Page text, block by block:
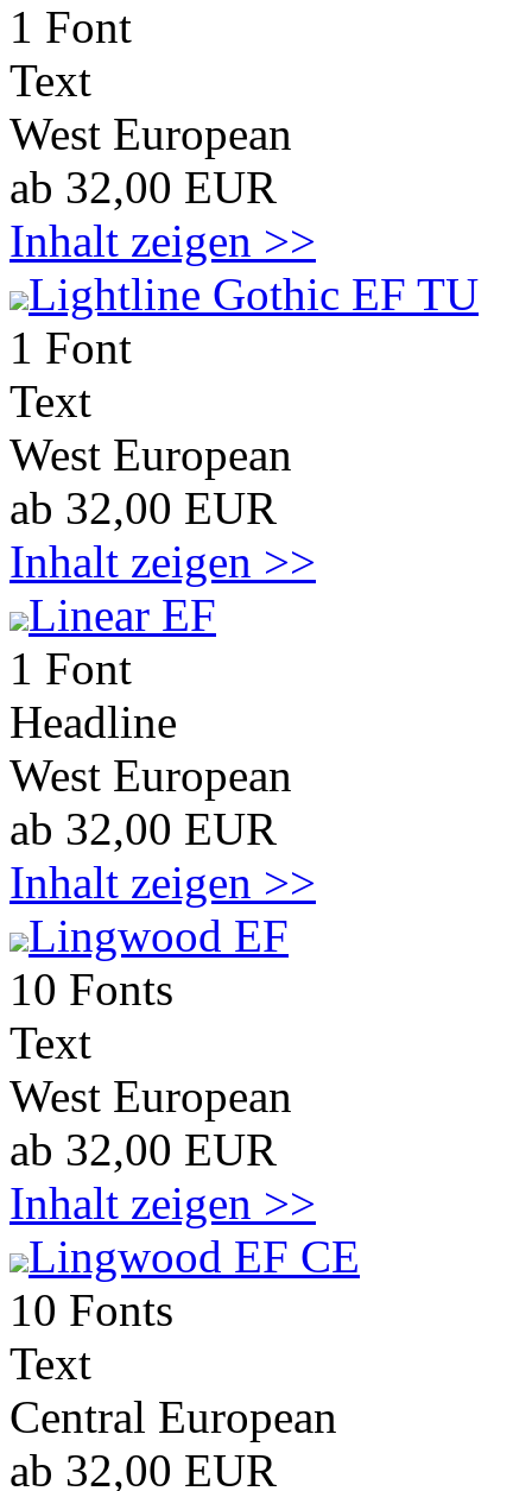
1 Font
Text
West European
ab 32,00 EUR
Inhalt zeigen >>
Lightline Gothic EF TU
1 Font
Text
West European
ab 32,00 EUR
Inhalt zeigen >>
Linear EF
1 Font
Headline
West European
ab 32,00 EUR
Inhalt zeigen >>
Lingwood EF
10 Fonts
Text
West European
ab 32,00 EUR
Inhalt zeigen >>
Lingwood EF CE
10 Fonts
Text
Central European
ab 32,00 EUR